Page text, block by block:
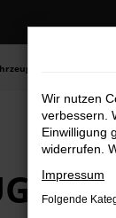
Wir nutzen
verbessern.
Einwilligung
widerrufen.
Impressum
Folgende